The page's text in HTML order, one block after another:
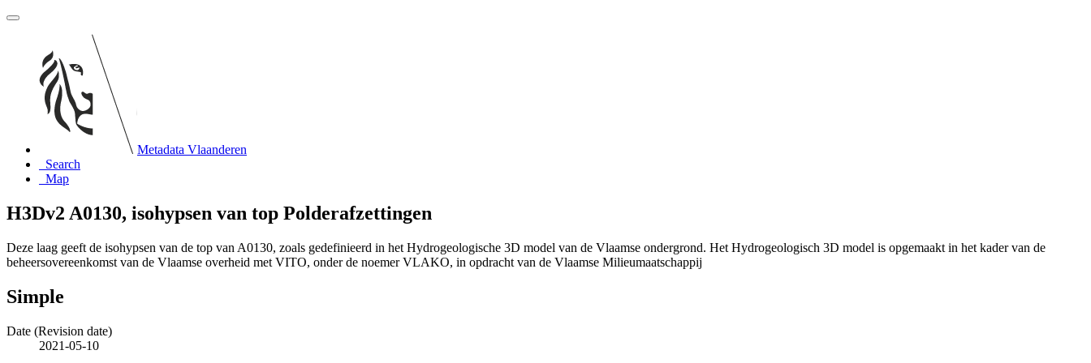
Metadata Vlaanderen
Search
Map
H3Dv2 A0130, isohypsen van top Polderafzettingen
Deze laag geeft de isohypsen van de top van A0130, zoals gedefinieerd in het Hydrogeologische 3D model van de Vlaamse ondergrond. Het Hydrogeologisch 3D model is opgemaakt in het kader van de
beheersovereenkomst van de Vlaamse overheid met VITO, onder de noemer VLAKO, in opdracht van de Vlaamse Milieumaatschappij
Simple
Date (Revision date)
2021-05-10